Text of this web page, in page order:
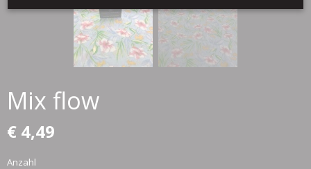
Mix flow
€ 4,49
Anzahl